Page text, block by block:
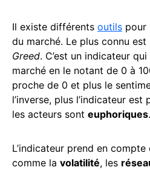
Il existe différents outils pour
du marché. Le plus connu est
Greed. C’est un indicateur
marché en le notant de 0 à
proche de 0 et plus le
l’inverse, plus l’indicateur
les acteurs sont euphoriques.
L’indicateur prend en
comme la volatilité, les